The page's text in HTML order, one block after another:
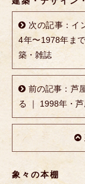
次の記事：
4年〜1978年ま
築・雑誌
前の記事：芦
る ｜ 1998年・
象々の本棚